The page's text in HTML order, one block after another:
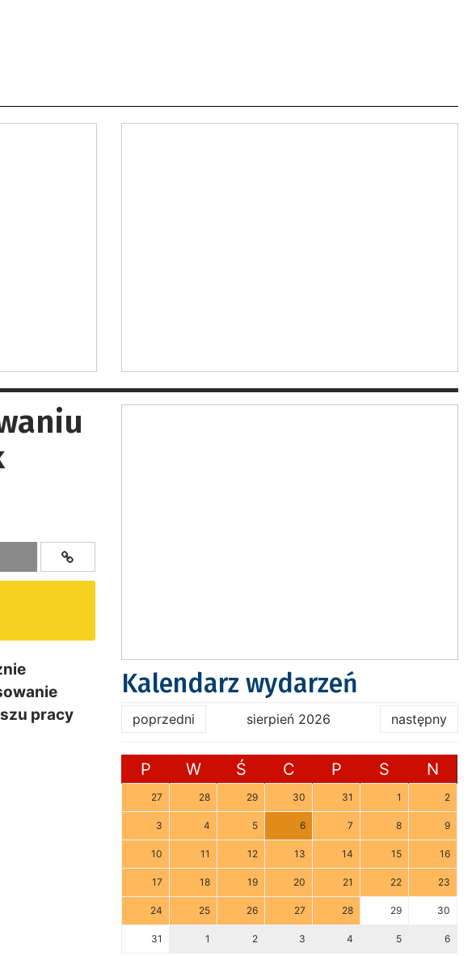
pracy
Kalendarz wydarzeń
poprzedni sierpień 2026 następny
P W Ś C P S N
27 28 29 30 31 1 2
3 4 5 6 7 8 9
10 11 12 13 14 15 16
17 18 19 20 21 22 23
24 25 26 27 28 29 30
31 1 2 3 4 5 6